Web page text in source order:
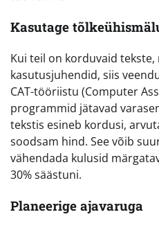
Kasutage
Kui teil on korduvaid
kasutusjuhendid, siis
CAT-tööriistu (Computer
programmid jätavad
tekstis esineb kordusi,
soodsam hind. See võib
vähendada kulusid
30% säästuni.
Planeerige ajavaruga